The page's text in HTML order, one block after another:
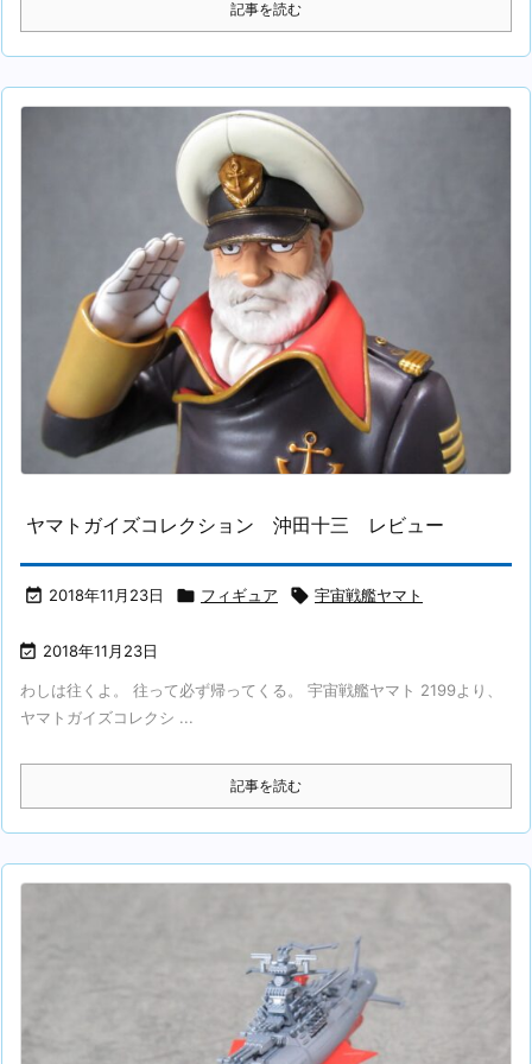
記事を読む
ヤマトガイズコレクション 沖田十三 レビュー
 2018年11月23日  フィギュア  宇宙戦艦ヤマト
 2018年11月23日
わしは往くよ。 往って必ず帰ってくる。 宇宙戦艦ヤマト 2199より、
ヤマトガイズコレクシ ...
記事を読む